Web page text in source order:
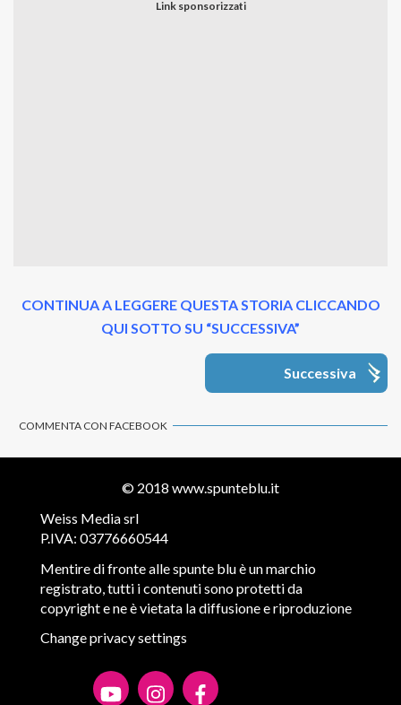
CONTINUA A LEGGERE QUESTA STORIA CLICCANDO
QUI SOTTO SU “SUCCESSIVA”
Successiva
COMMENTA CON FACEBOOK
© 2018 www.spunteblu.it
Weiss Media srl
P.IVA: 03776660544
Mentire di fronte alle spunte blu è un marchio
registrato, tutti i contenuti sono protetti da
copyright e ne è vietata la diffusione e riproduzione
Change privacy settings